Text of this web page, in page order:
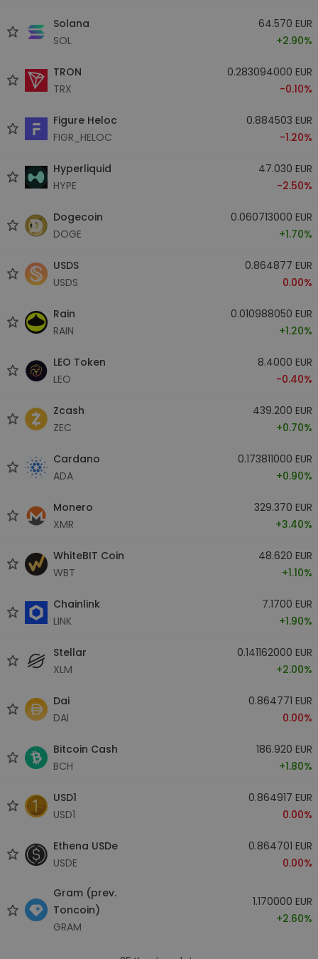
Solana
SOL
64.570 EUR
+2.90%
TRON
TRX
0.283094000 EUR
-0.10%
Figure Heloc
FIGR_HELOC
0.884503 EUR
-1.20%
Hyperliquid
HYPE
47.030 EUR
-2.50%
Dogecoin
DOGE
0.060713000 EUR
+1.70%
USDS
USDS
0.864877 EUR
0.00%
Rain
RAIN
0.010988050 EUR
+1.20%
LEO Token
LEO
8.4000 EUR
-0.40%
Zcash
ZEC
439.200 EUR
+0.70%
Cardano
ADA
0.173811000 EUR
+0.90%
Monero
XMR
329.370 EUR
+3.40%
WhiteBIT Coin
WBT
48.620 EUR
+1.10%
Chainlink
LINK
7.1700 EUR
+1.90%
Stellar
XLM
0.141162000 EUR
+2.00%
Dai
DAI
0.864771 EUR
0.00%
Bitcoin Cash
BCH
186.920 EUR
+1.80%
USD1
USD1
0.864917 EUR
0.00%
Ethena USDe
USDE
0.864701 EUR
0.00%
Gram (prev.
Toncoin)
GRAM
1.170000 EUR
+2.60%